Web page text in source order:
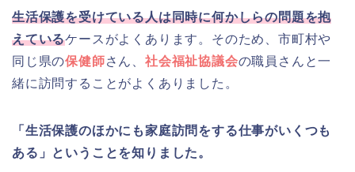
生活保護を受けている人は同時に何かしらの問題を抱
えているケースがよくあります。そのため、市町村や
同じ県の保健師さん、社会福祉協議会の職員さんと一
緒に訪問することがよくありました。
「生活保護のほかにも家庭訪問をする仕事がいくつも
ある」ということを知りました。